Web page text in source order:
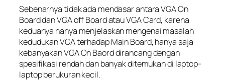
Sebenarnya tidak ada mendasar antara VGA On
Board dan VGA off Board atau VGA Card, karena
keduanya hanya menjelaskan mengenai masalah
kedudukan VGA terhadap Main Board, hanya saja
kebanyakan VGA On Baord dirancang dengan
spesifikasi rendah dan banyak ditemukan di laptop-
laptop berukuran kecil.